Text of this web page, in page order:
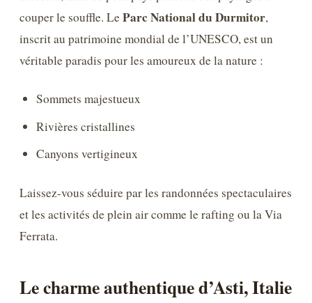
couper le souffle. Le Parc National du Durmitor,
inscrit au patrimoine mondial de l’UNESCO, est un
véritable paradis pour les amoureux de la nature :
Sommets majestueux
Rivières cristallines
Canyons vertigineux
Laissez-vous séduire par les randonnées spectaculaires
et les activités de plein air comme le rafting ou la Via
Ferrata.
Le charme authentique d’Asti, Italie